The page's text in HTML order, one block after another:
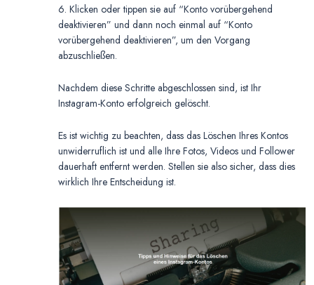
6. Klicken oder tippen sie auf “Konto vorübergehend
deaktivieren” und dann noch einmal auf “Konto
vorübergehend deaktivieren”, um den Vorgang
abzuschließen.
Nachdem diese Schritte abgeschlossen sind, ist Ihr
Instagram-Konto erfolgreich gelöscht.
Es ist wichtig zu beachten, dass das Löschen Ihres Kontos
unwiderruflich ist und alle Ihre Fotos, Videos und Follower
dauerhaft entfernt werden. Stellen sie also sicher, dass dies
wirklich Ihre Entscheidung ist.